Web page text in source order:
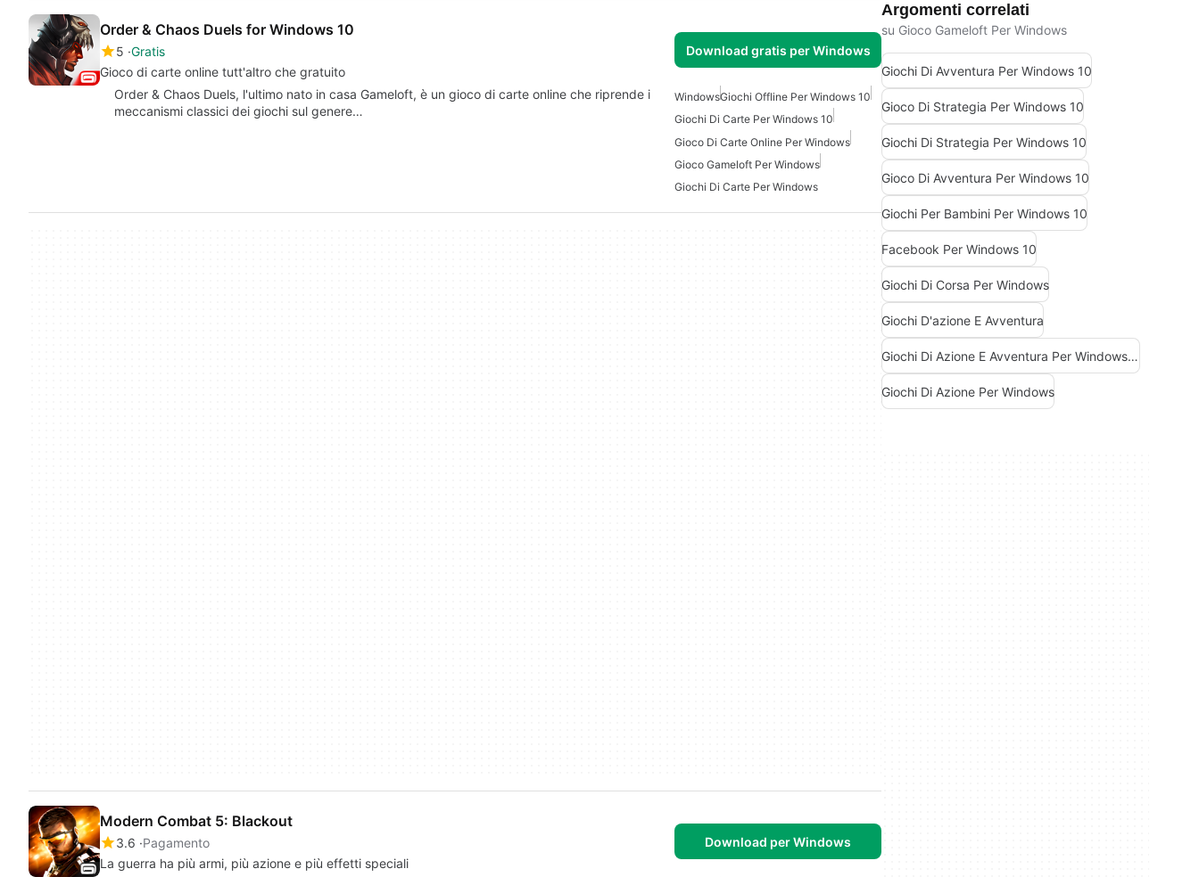
Order & Chaos Duels for Windows 10
5 Gratis
Gioco di carte online tutt'altro che gratuito
Download gratis per Windows
Order & Chaos Duels, l'ultimo nato in casa Gameloft, è un gioco di carte online che riprende i
meccanismi classici dei giochi sul genere…
WindowsGiochi Offline Per Windows 10
Giochi Di Carte Per Windows 10
Gioco Di Carte Online Per Windows
Gioco Gameloft Per Windows
Giochi Di Carte Per Windows
Modern Combat 5: Blackout
3.6 Pagamento
La guerra ha più armi, più azione e più effetti speciali
Download per Windows
Argomenti correlati
su Gioco Gameloft Per Windows
Giochi Di Avventura Per Windows 10
Gioco Di Strategia Per Windows 10
Giochi Di Strategia Per Windows 10
Gioco Di Avventura Per Windows 10
Giochi Per Bambini Per Windows 10
Facebook Per Windows 10
Giochi Di Corsa Per Windows
Giochi D'azione E Avventura
Giochi Di Azione E Avventura Per Windows Gratis
Giochi Di Azione Per Windows